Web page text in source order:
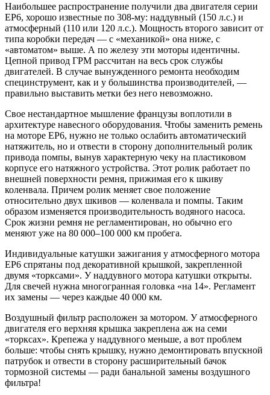
Наибольшее распространение получили два двигателя серии
EP6, хорошо известные по 308-му: наддувный (150 л.с.) и
атмосферный (110 или 120 л.с.). Мощность второго зависит от
типа коробки передач — с «механикой» она ниже, с
«автоматом» выше. А по железу эти моторы идентичны.
Цепной привод ГРМ рассчитан на весь срок службы
двигателей. В случае вынужденного ремонта необходим
специнструмент, как и у большинства производителей, —
правильно выставить метки без него невозможно.
Свое нестандартное мышление французы воплотили в
архитектуре навесного оборудования. Чтобы заменить ремень
на моторе ЕР6, нужно не только ослабить автоматический
натяжитель, но и отвести в сторону дополнительный ролик
привода помпы, вынув характерную чеку на пластиковом
корпусе его натяжного устройства. Этот ролик работает по
внешней поверхности ремня, прижимая его к шкиву
коленвала. Причем ролик меняет свое положение
относительно двух шкивов — коленвала и помпы. Таким
образом изменяется производительность водяного насоса.
Срок жизни ремня не регламентирован, но обычно его
меняют уже на 80 000–100 000 км пробега.
Индивидуальные катушки зажигания у атмосферного мотора
EP6 спрятаны под декоративной крышкой, закрепленной
двумя «торксами». У наддувного мотора катушки открыты.
Для свечей нужна многогранная головка «на 14». Регламент
их замены — через каждые 40 000 км.
Воздушный фильтр расположен за мотором. У атмосферного
двигателя его верхняя крышка закреплена аж на семи
«торксах». Крепежа у наддувного меньше, а вот проблем
больше: чтобы снять крышку, нужно демонтировать впускной
патрубок и отвести в сторону расширительный бачок
тормозной системы — ради банальной замены воздушного
фильтра!